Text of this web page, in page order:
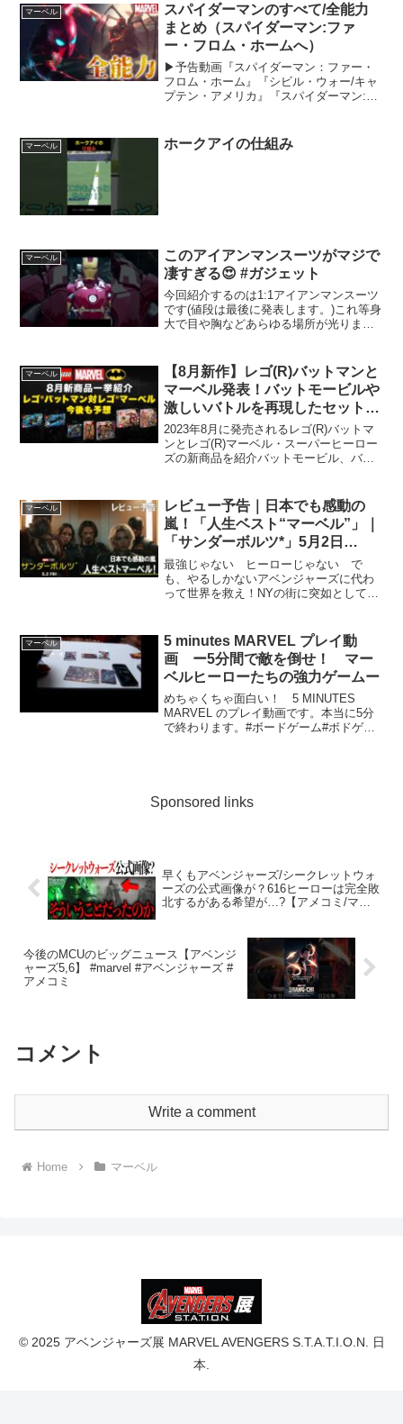
マーベル
スパイダーマンのすべて/全能力
まとめ（スパイダーマン:ファ
ー・フロム・ホームへ）
▶予告動画『スパイダーマン：ファー・
フロム・ホーム』『シビル・ウォー/キャ
プテン・アメリカ』『スパイダーマン:ホ
ー・パーカー / スパイダーマン役者：ト
ム・ホランド声優...
マーベル ホークアイの仕組み
マーベル
このアイアンマンスーツがマジで
凄すぎる😍 #ガジェット
今回紹介するのは1:1アイアンマンスーツ
です(値段は最後に発表します。)これ等身
大で目や胸などあらゆる場所が光りま
トロールなど3つの制御モードを備えてま
す。ハロウィンや...
マーベル
【8月新作】レゴ(R)バットマンと
マーベル発表！バットモービルや
激しいバトルを再現したセットを
要チェック/バットマン対マーベ
ルの今後についても語っています
2023年8月に発売されるレゴ(R)バットマ
ンとレゴ(R)マーベル・スーパーヒーロー
ズの新商品を紹介バットモービル、バッ
など多数発売。レゴ(R)ブロック界のスー
パーヒー...
マーベル
レビュー予告｜日本でも感動の
嵐！「人生ベスト“マーベル”」｜
「サンダーボルツ*」5月2日
（金）日米同時公開！
最強じゃない ヒーローじゃない で
も、やるしかないアベンジャーズに代わ
って世界を救え！NYの街に突如として現
きな脅威と直面する。しかし、数々の敵
から世界を救ってきたアベ...
マーベル
5 minutes MARVEL プレイ動
画 ー5分間で敵を倒せ！ マー
ベルヒーローたちの強力ゲームー
めちゃくちゃ面白い！ 5 MINUTES
MARVEL のプレイ動画です。本当に5分
で終わります。#ボードゲーム#ボドゲ
Sponsored links
早くもアベンジャーズ/シークレットウォ
ーズの公式画像が？616ヒーローは完全敗
北するがある希望が…?【アメコミ/マー
今後のMCUのビッグニュース【アベンジ
ャーズ5,6】 #marvel #アベンジャーズ #
アメコミ
コメント
Write a comment
Home マーベル
© 2025 アベンジャーズ展 MARVEL AVENGERS S.T.A.T.I.O.N. 日
本.